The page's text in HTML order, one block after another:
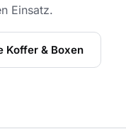
Einsatz.
Koffer & Boxen